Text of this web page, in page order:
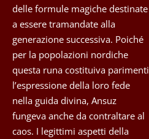
delle formule magiche destinate
a essere tramandate alla
generazione successiva. Poiché
per la popolazioni nordiche
questa runa costituiva parimenti
l’espressione della loro fede
nella guida divina, Ansuz
fungeva anche da contraltare al
caos. I legittimi aspetti della